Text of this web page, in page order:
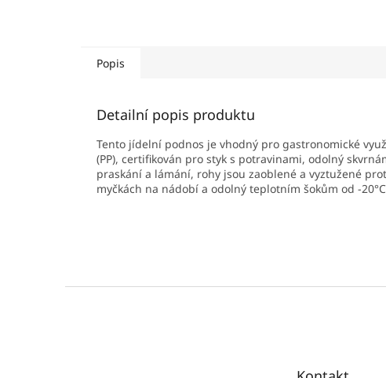
Popis
Detailní popis produktu
Tento jídelní podnos je vhodný pro gastronomické
(PP), certifikován pro styk s potravinami, odolný
praskání a lámání, rohy jsou zaoblené a vyztužené
myčkách na nádobí a odolný teplotním šokům od -